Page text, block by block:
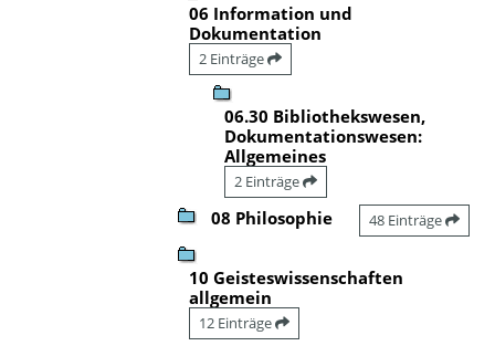
06 Information und
Dokumentation
2 Einträge
06.30 Bibliothekswesen,
Dokumentationswesen:
Allgemeines
2 Einträge
08 Philosophie 48 Einträge
10 Geisteswissenschaften
allgemein
12 Einträge